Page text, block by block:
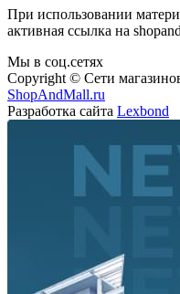
При использовании
активная ссылка на
Мы в соц.сетях
Copyright © Сети
ShopAndMall.ru
Разработка сайтаLexbond